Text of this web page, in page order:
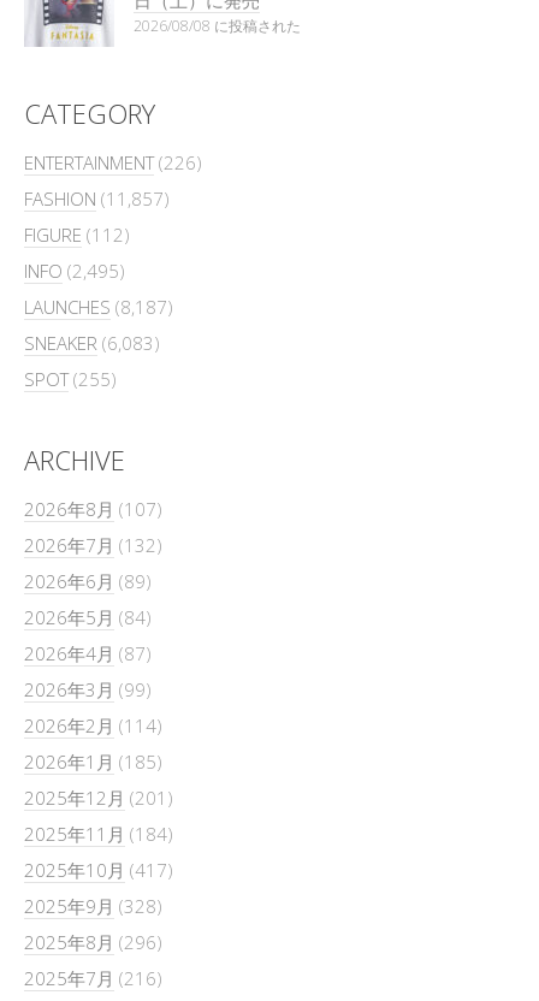
2026/08/08 に投稿された
CATEGORY
ENTERTAINMENT(226)
FASHION (11,857)
FIGURE (112)
INFO (2,495)
LAUNCHES (8,187)
SNEAKER (6,083)
SPOT(255)
ARCHIVE
2026年8月 (107)
2026年7月 (132)
2026年6月 (89)
2026年5月 (84)
2026年4月 (87)
2026年3月 (99)
2026年2月 (114)
2026年1月 (185)
2025年12月 (201)
2025年11月 (184)
2025年10月 (417)
2025年9月 (328)
2025年8月 (296)
2025年7月 (216)